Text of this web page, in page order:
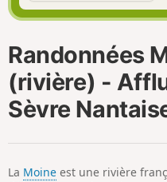
Randonnées
(rivière) -
Sèvre
La Moine est une rivière